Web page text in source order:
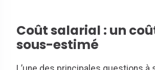
Coût salarial : un
sous-estimé